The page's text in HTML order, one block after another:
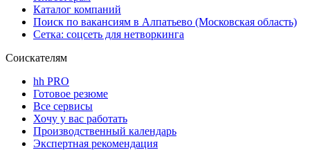
Каталог компаний
Поиск по вакансиям в Алпатьево (Московская область)
Сетка: соцсеть для нетворкинга
Соискателям
hh PRO
Готовое резюме
Все сервисы
Хочу у вас работать
Производственный календарь
Экспертная рекомендация